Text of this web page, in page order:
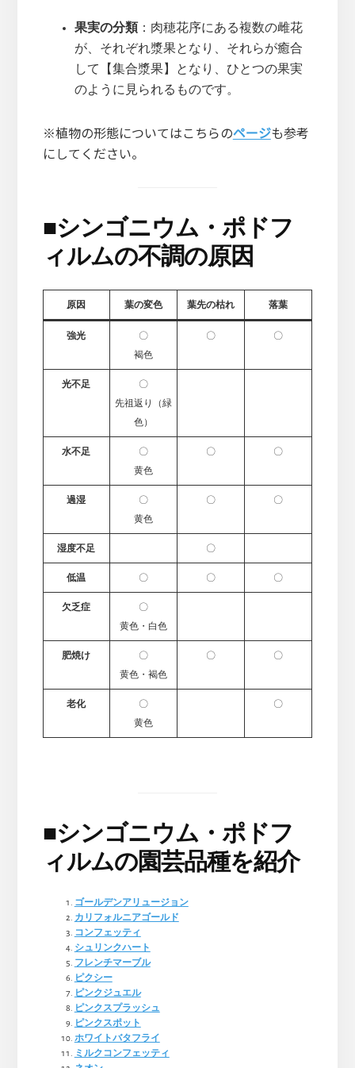
果実の分類 ：肉穂花序にある複数の雌花
が、それぞれ漿果となり、それらが癒合
して【集合漿果】となり、ひとつの果実
のように見られるものです。
※植物の形態についてはこちらのページも参考
にしてください。
■シンゴニウム・ポドフ
ィルムの不調の原因
原因 葉の変色 葉先の枯れ 落葉
強光
〇
褐色
〇 〇
光不足
〇
先祖返り（緑
色）
水不足
〇
黄色
〇 〇
過湿
〇
黄色
〇 〇
湿度不足 〇
低温 〇 〇 〇
欠乏症
〇
黄色・白色
肥焼け
〇
黄色・褐色
〇 〇
老化
〇
黄色
〇
■シンゴニウム・ポドフ
ィルムの園芸品種を紹介
ゴールデンアリュージョン
カリフォルニアゴールド
コンフェッティ
シュリンクハート
フレンチマーブル
ピクシー
ピンクジュエル
ピンクスプラッシュ
ピンクスポット
ホワイトバタフライ
ミルクコンフェッティ